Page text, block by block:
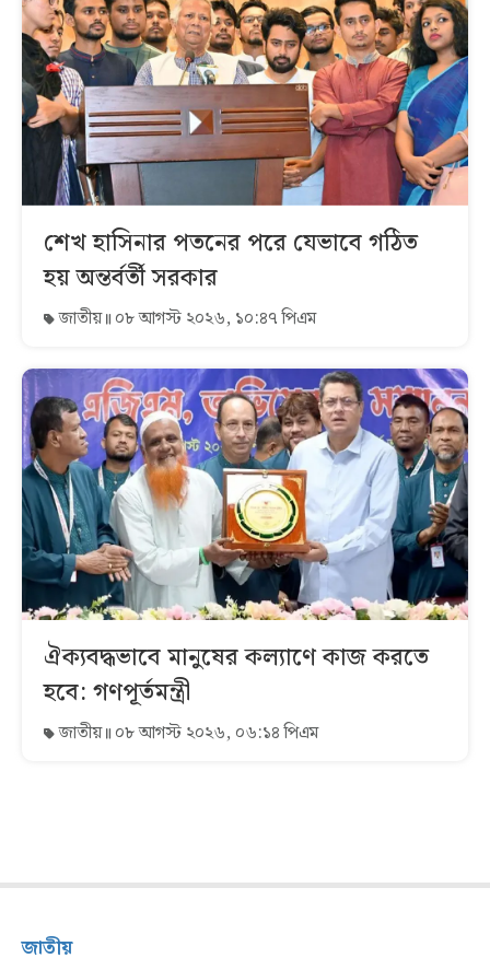
শেখ হাসিনার পতনের পরে যেভাবে গঠিত
হয় অন্তর্বর্তী সরকার
জাতীয় ০৮ আগস্ট ২০২৬, ১০:৪৭ পিএম
ঐক্যবদ্ধভাবে মানুষের কল্যাণে কাজ করতে
হবে: গণপূর্তমন্ত্রী
জাতীয় ০৮ আগস্ট ২০২৬, ০৬:১৪ পিএম
জাতীয়